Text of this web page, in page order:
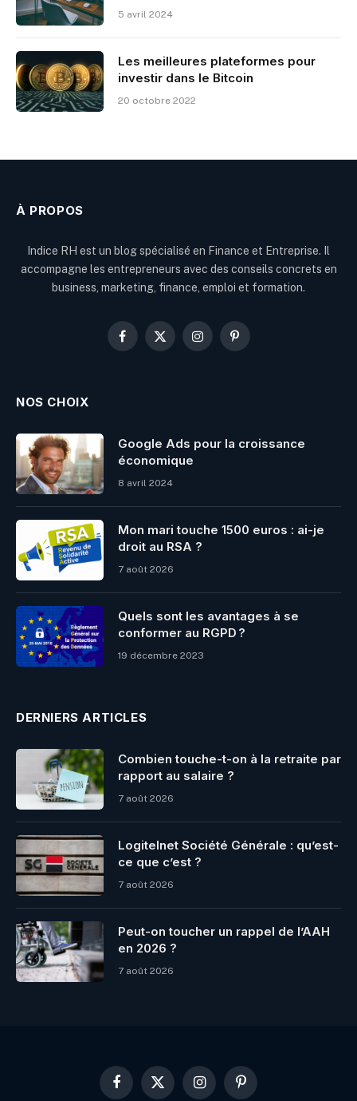
5 avril 2024
Les meilleures plateformes pour
investir dans le Bitcoin
20 octobre 2022
À PROPOS
Indice RH est un blog spécialisé en Finance et Entreprise. Il
accompagne les entrepreneurs avec des conseils concrets en
business, marketing, finance, emploi et formation.
Facebook
X
InstagramPinterest
NOS CHOIX
Google Ads pour la croissance
économique
8 avril 2024
Mon mari touche 1500 euros : ai-je
droit au RSA ?
7 août 2026
Quels sont les avantages à se
conformer au RGPD ?
19 décembre 2023
DERNIERS ARTICLES
Combien touche-t-on à la retraite par
rapport au salaire ?
7 août 2026
Logitelnet Société Générale : qu’est-
ce que c’est ?
7 août 2026
Peut-on toucher un rappel de l’AAH
en 2026 ?
7 août 2026
Facebook
X
InstagramPinterest